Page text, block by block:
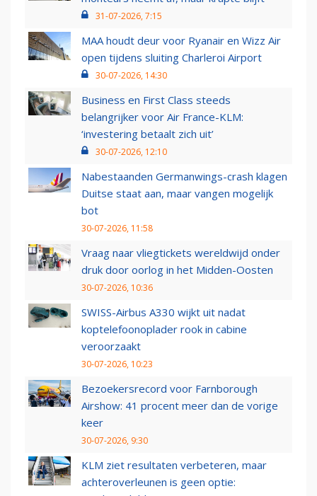
31-07-2026, 7:15
MAA houdt deur voor Ryanair en Wizz Air
open tijdens sluiting Charleroi Airport
30-07-2026, 14:30
Business en First Class steeds
belangrijker voor Air France-KLM:
‘investering betaalt zich uit’
30-07-2026, 12:10
Nabestaanden Germanwings-crash klagen
Duitse staat aan, maar vangen mogelijk
bot
30-07-2026, 11:58
Vraag naar vliegtickets wereldwijd onder
druk door oorlog in het Midden-Oosten
30-07-2026, 10:36
SWISS-Airbus A330 wijkt uit nadat
koptelefoonoplader rook in cabine
veroorzaakt
30-07-2026, 10:23
Bezoekersrecord voor Farnborough
Airshow: 41 procent meer dan de vorige
keer
30-07-2026, 9:30
KLM ziet resultaten verbeteren, maar
achteroverleunen is geen optie: